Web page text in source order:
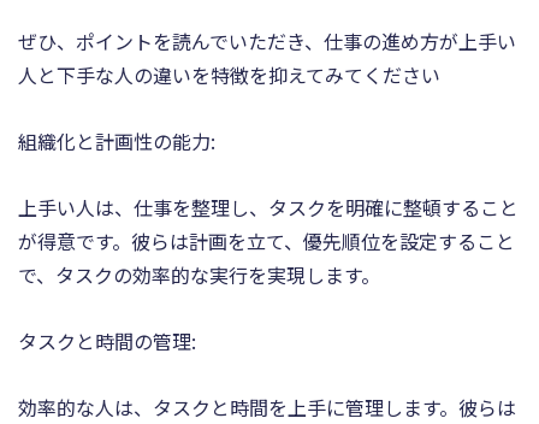
ぜひ、ポイントを読んでいただき、仕事の進め方が上手い
人と下手な人の違いを特徴を抑えてみてください
組織化と計画性の能力:
上手い人は、仕事を整理し、タスクを明確に整頓すること
が得意です。彼らは計画を立て、優先順位を設定すること
で、タスクの効率的な実行を実現します。
タスクと時間の管理:
効率的な人は、タスクと時間を上手に管理します。彼らは